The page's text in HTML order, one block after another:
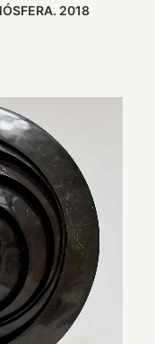
2018